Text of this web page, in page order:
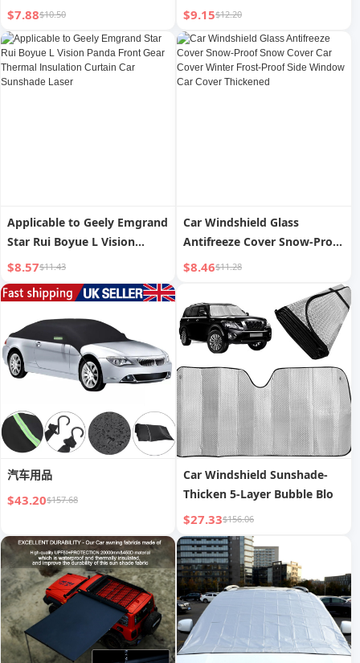
Electric Motorcycle
Rainproof Tram Sun
Protection Windproof Spring
& Fall
$7.88$10.50
Snow-Proof Cover Anti-Frost
Window Winter Thickened
Car Cover Sun Shade
$9.15$12.20
Applicable to Geely Emgrand
Star Rui Boyue L Vision
Panda Front Gear Thermal
Insulation Curtain Car
Sunshade Laser
$8.57$11.43
Car Windshield Glass
Antifreeze Cover Snow-Proof
Snow Cover Car Cover
Window Car Cover
Thickened
$8.46$11.28
汽车用品
$43.20$157.68
Car Windshield Sunshade-
Thicken 5-Layer Bubble Blo
$27.33$156.06